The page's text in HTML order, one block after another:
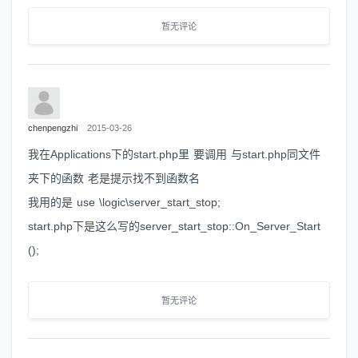
暂无评论
chenpengzhi 2015-03-26
我在Applications下的start.php里 要调用 与start.php同文件
夹下的函数 老是提示找不到函数名
我用的是 use \logic\server_start_stop;
start.php下是这么写的server_start_stop::On_Server_Start
();
暂无评论